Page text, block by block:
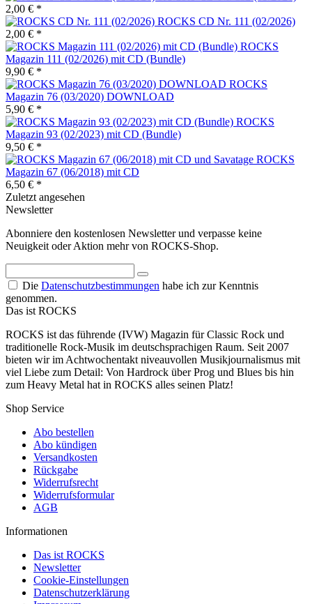
2,00 € *
ROCKS CD Nr. 111 (02/2026)
2,00 € *
ROCKS
Magazin 111 (02/2026) mit CD (Bundle)
9,90 € *
ROCKS
Magazin 76 (03/2020) DOWNLOAD
5,90 € *
ROCKS
Magazin 93 (02/2023) mit CD (Bundle)
9,50 € *
ROCKS
Magazin 67 (06/2018) mit CD
6,50 € *
Zuletzt angesehen
Newsletter
Abonniere den kostenlosen Newsletter und verpasse keine
Neuigkeit oder Aktion mehr von ROCKS-Shop.
Die Datenschutzbestimmungen habe ich zur Kenntnis
genommen.
Das ist ROCKS
ROCKS ist das führende (IVW) Magazin für Classic Rock und
traditionelle Rock-Musik im deutschsprachigen Raum. Seit 2007
bieten wir im Achtwochentakt niveauvollen Musikjournalismus mit
viel Liebe zum Detail: Von Hardrock über Prog und Blues bis hin
zum Heavy Metal hat in ROCKS alles seinen Platz!
Shop Service
Abo bestellen
Abo kündigen
Versandkosten
Rückgabe
Widerrufsrecht
Widerrufsformular
AGB
Informationen
Das ist ROCKS
Newsletter
Cookie-Einstellungen
Datenschutzerklärung